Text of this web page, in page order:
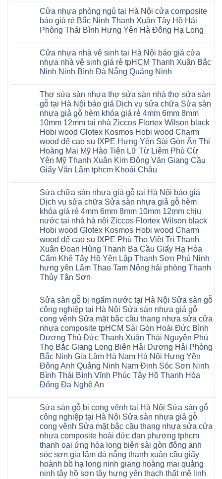
Đức
Hoài
Đức
Ninh
Phòng
Tứ
Kỳ
Đan
Phượng
Quảng
Ninh
Thanh
Miện
Nghệ
An
Thanh
Hà
Bình
Thái
Bình
Thanh
Phụ
Phú
Thọ
Lào
Tuyên
Quang
Hưng
Yên
Nghệ
An
Quảng
Thọ
Bắc
Ninh
Tuyên
Từ
Liêm
Đan
Phượng
Bình
Hải
Phòng
Nguyên
định
tại
Việt
Nam
4mm
6mm
đế
cao
su
composite
giả
vân
gỗ
tạo
sang
trọng
bình
luận
ở
Sàn
4mm
giá
bao
nhiêu
Sàn
Glotex
có
tốt
không
sàn
nhựa
glotex
nước
nào
Hà
Nội
tpHCM
Đà
Nẵng
Gia
Phú
Thọ
Phòng
Sóc
Sơn
Ninh
Bình
Hưng
Yên
Cửa nhựa phòng ngủ tại Hà Nội cửa composite
báo giá rẻ Bắc Ninh Thanh Xuân Tây Hồ Hải
Phòng Thái Bình Hưng Yên Hà Đông Hạ Long
bình
luận
ở
Cửa
ngủ
tại
Hà
Nội
cửa
composite
báo
giá
rẻ
Bắc
Ninh
Thanh
Xuân
Hải
Phòng
Thái
Bình
Hưng
Yên
Hà
Đông
Hạ
Long
Cửa nhựa nhà vệ sinh tại Hà Nội báo giá cửa
nhựa nhà vệ sinh giá rẻ tpHCM Thanh Xuân Bắc
Ninh Ninh Bình Đà Nẵng Quảng Ninh
bình
luận
ở
Cửa
nhựa
nhà
vệ
sinh
tại
Hà
Nội
giá
nhà
sinh
giá
tpHCM
Thanh
Bắc
Ninh
Ninh
Bình
Đà
Nẵng
Quảng
Thợ sửa sàn nhựa thợ sửa sàn nhà thợ sửa sàn
gỗ tại Hà Nội báo giá Dịch vụ sửa chữa Sửa sàn
nhựa giả gỗ hèm khóa giá rẻ 4mm 6mm 8mm
10mm 12mm tại nhà Ziccos Flortex Wilson black
Hobi wood Glotex Kosmos Hobi wood Charm
wood đế cao su IXPE Hưng Yên Sài Gòn Ân Thi
Hoàng Mai Mỹ Hào Tiên Lữ Từ Liêm Phù Cừ
Yên Mỹ Thanh Xuân Kim Động Văn Giang Cầu
Giấy Văn Lâm tphcm Khoái Châu
bình
luận
ở
Thợ
sửa
sàn
nhựa
thợ
sửa
sàn
nhà
sửa
sàn
Nội
báo
Dịch
vụ
sửa
chữa
Sửa
sàn
nhựa
giả
gỗ
hèm
khóa
4mm
6mm
8mm
10mm
12mm
tại
nhà
Ziccos
Flortex
Wilson
black
Hobi
Sửa chữa sàn nhựa giả gỗ tại Hà Nội báo giá
Dịch vụ sửa chữa Sửa sàn nhựa giả gỗ hèm
khóa giá rẻ 4mm 6mm 8mm 10mm 12mm chịu
nước tại nhà hà nội Ziccos Flortex Wilson black
Hobi wood Glotex Kosmos Hobi wood Charm
wood đế cao su IXPE Phú Thọ Việt Trì Thanh
Xuân Đoan Hùng Thanh Ba Cầu Giấy Hạ Hòa
Cẩm Khê Tây Hồ Yên Lập Thanh Sơn Phù Ninh
hưng yên Lâm Thao Tam Nông hải phòng Thanh
Thủy Tân Sơn
bình
luận
ở
Sửa
chữa
sàn
nhựa
giả
gỗ
tại
Hà
Nội
báo
giá
sửa
chữa
Sửa
nhựa
giả
gỗ
hèm
khóa
giá
rẻ
4mm
Sửa sàn gỗ bị ngấm nước tại Hà Nội Sửa sàn gỗ
công nghiệp tại Hà Nội Sửa sàn nhựa giả gỗ
cong vênh Sửa mặt bậc cầu thang nhựa sửa cửa
nhựa composite tpHCM Sài Gòn Hoài Đức Bình
Dương Thủ Đức Thanh Xuân Thái Nguyên Phú
Thọ Bắc Giang Long Biên Hải Dương Hải Phòng
Bắc Ninh Gia Lâm Hà Nam Hà Nội Hưng Yên
Đông Anh Quảng Ninh Nam Định Sóc Sơn Ninh
Bình Thái Bình Vĩnh Phúc Tây Hồ Thanh Hóa
Đống Đa Nghệ An
bình
luận
ở
Sửa
sàn
gỗ
bị
ngấm
nước
tại
Hà
Sửa sàn gỗ bị cong vênh tại Hà Nội Sửa sàn gỗ
công nghiệp tại Hà Nội Sửa sàn nhựa giả gỗ
cong vênh Sửa mặt bậc cầu thang nhựa sửa cửa
nhựa composite hoài đức đan phượng tphcm
thanh oai ứng hòa long biên sài gòn đông anh
sóc sơn gia lâm đà nẵng thanh xuân cầu giấy
hoành bồ hạ long ninh giang hoàng mai quảng
ninh tây hồ sơn tây hưng yên thạch thất mê linh